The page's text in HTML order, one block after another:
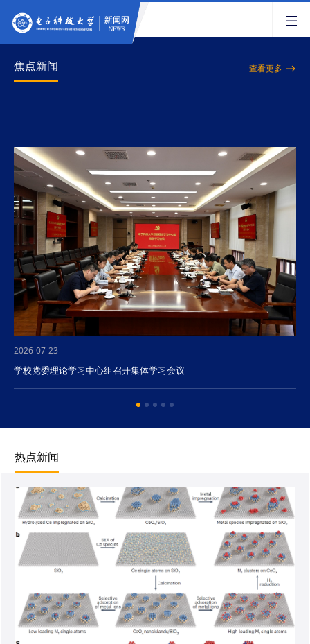
焦点新闻 查看更多
2026-07-23
学校党委理论学习中心组召开集体学习会议
热点新闻